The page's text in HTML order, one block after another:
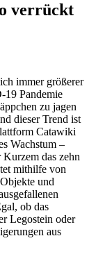
verrückt
immer größerer
19 Pandemie
zu jagen
dieser Trend ist
Catawiki
Wachstum –
das zehn
mithilfe von
und
ob das
Legostein oder
aus